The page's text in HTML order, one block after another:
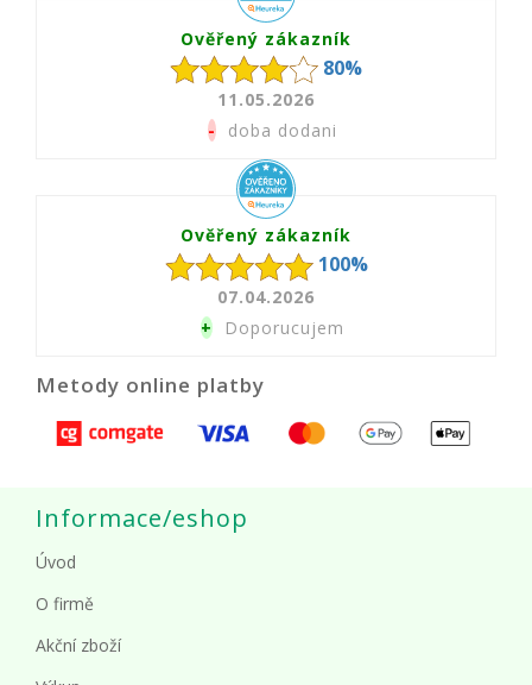
Ověřený zákazník
80%
11.05.2026
-doba dodani
Ověřený zákazník
100%
07.04.2026
+Doporucujem
Metody online platby
Informace/eshop
Úvod
O firmě
Akční zboží